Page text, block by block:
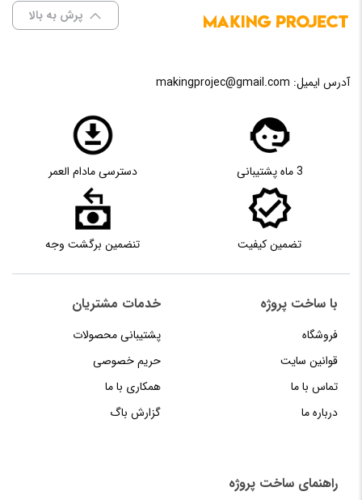
پرش به بالا
آدرس ایمیل: makingprojec@gmail.com
3 ماه پشتیبانی دسترسی مادام العمر
تضمین کیفیت تنضمین برگشت وجه
با ساخت پروژه
فروشگاه
قوانین سایت
تماس با ما
درباره ما
خدمات مشتریان
پشتیبانی محصولات
حریم خصوصی
همکاری با ما
گزارش باگ
راهنمای‌‌ ساخت‌ پروژه